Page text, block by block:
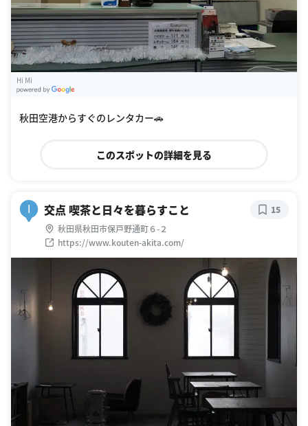
Hi Mi
秋田空港からすぐのレンタカー🚗
このスポットの詳細を見る
I 交点 喫茶と日々を暮らすこと
秋田県秋田市保戸野通町６-２
https://www.kouten-akita.com/
15